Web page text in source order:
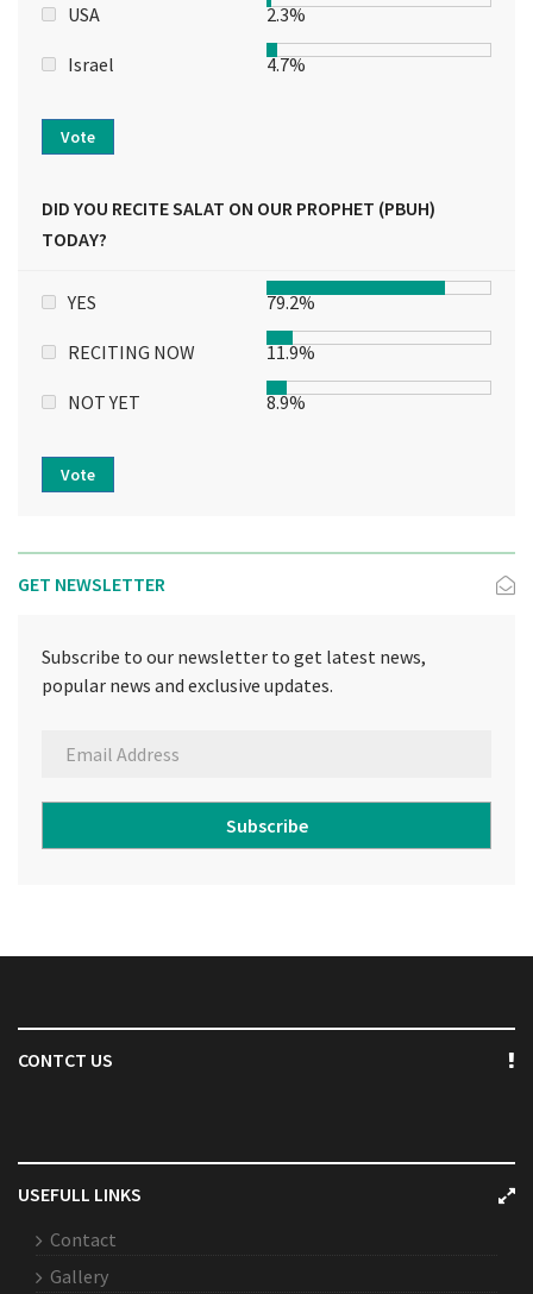
USA 2.3%
Israel 4.7%
Vote
DID YOU RECITE SALAT ON OUR PROPHET (PBUH)
TODAY?
YES 79.2%
RECITING NOW 11.9%
NOT YET 8.9%
Vote
GET NEWSLETTER
Subscribe to our newsletter to get latest news,
popular news and exclusive updates.
Subscribe
CONTCT US
USEFULL LINKS
Contact
Gallery